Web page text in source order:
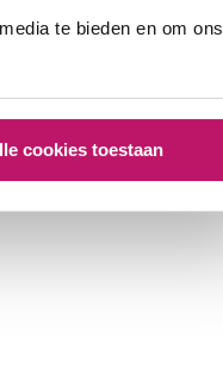
te bieden en om ons
cookies toestaan